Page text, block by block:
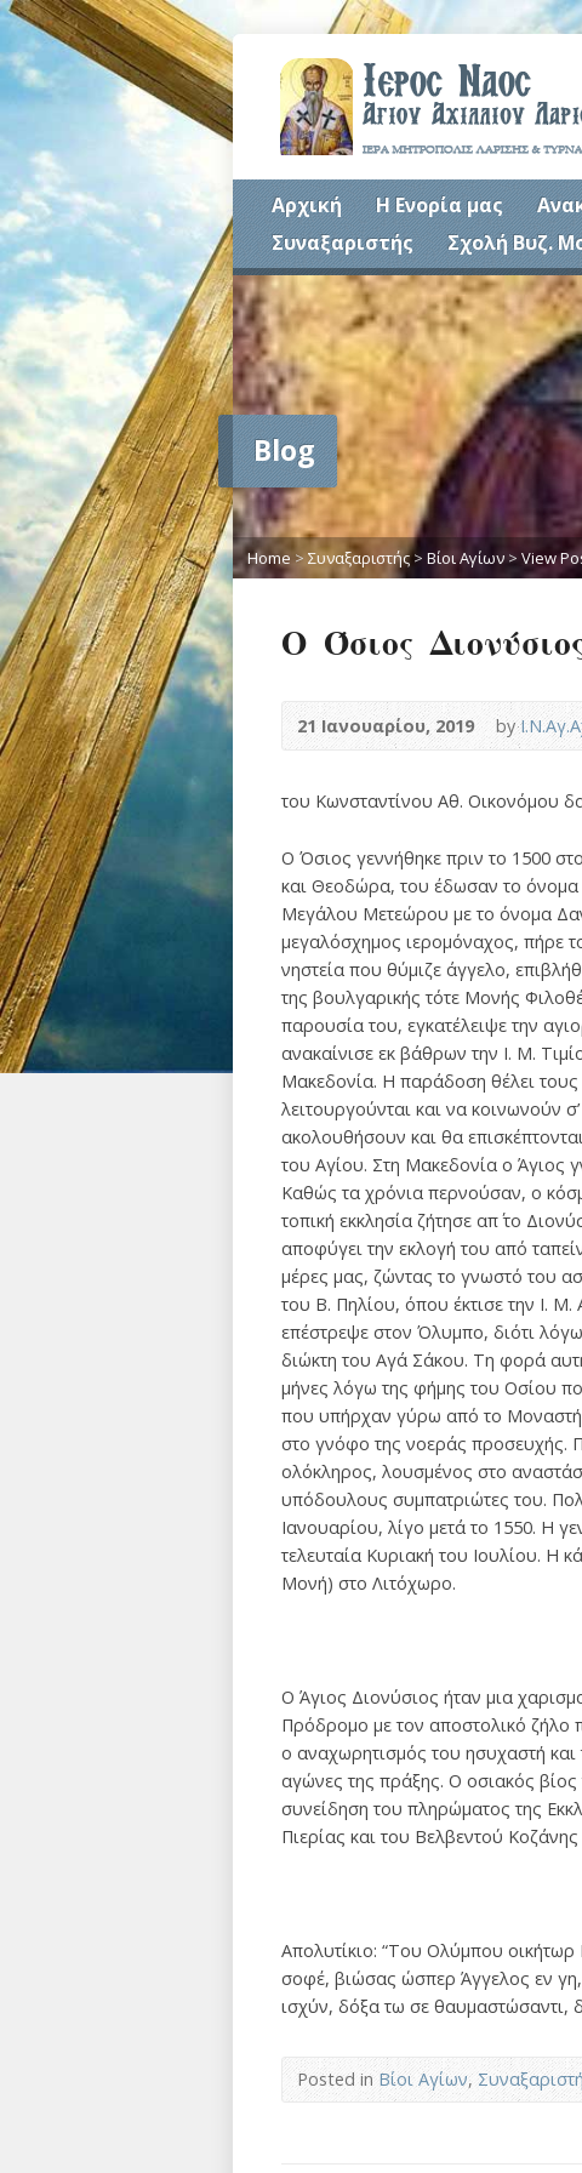
Αρχική Η Ενορία μας
Συναξαριστής
Σχολή Βυζ.
Blog
Home> Συναξαριστής> Βίοι Αγίων> View
Ο Όσιος
21 Ιανουαρίου, 2019 by
του Κωνσταντίνου Αθ. Οικονόμου
Ο Όσιος γεννήθηκε πριν το 1500
και Θεοδώρα, του έδωσαν το όνομα
Μεγάλου Μετεώρου με το όνομα
μεγαλόσχημος ιερομόναχος, πήρε
νηστεία που θύμιζε άγγελο,
της βουλγαρικής τότε Μονής
παρουσία του, εγκατέλειψε την
ανακαίνισε εκ βάθρων την Ι. Μ.
Μακεδονία. Η παράδοση θέλει
λειτουργούνται και να κοινωνούν
ακολουθήσουν και θα
του Αγίου. Στη Μακεδονία ο Άγιος
Καθώς τα χρόνια περνούσαν, ο
τοπική εκκλησία ζήτησε απ΄ το
αποφύγει την εκλογή του από
μέρες μας, ζώντας το γνωστό του
του Β. Πηλίου, όπου έκτισε την Ι.
επέστρεψε στον Όλυμπο, διότι
διώκτη του Αγά Σάκου. Τη φορά
μήνες λόγω της φήμης του Οσίου
που υπήρχαν γύρω από το
στο γνόφο της νοεράς προσευχής.
ολόκληρος, λουσμένος στο
υπόδουλους συμπατριώτες του.
Ιανουαρίου, λίγο μετά το 1550. Η
τελευταία Κυριακή του Ιουλίου. Η
Μονή) στο Λιτόχωρο.
Ο Άγιος Διονύσιος ήταν μια
Πρόδρομο με τον αποστολικό
ο αναχωρητισμός του ησυχαστή και
αγώνες της πράξης. Ο οσιακός
συνείδηση του πληρώματος της
Πιερίας και του Βελβεντού
Απολυτίκιο: “Του Ολύμπου οικήτωρ
σοφέ, βιώσας ώσπερ Άγγελος εν γη,
ισχύν, δόξα τω σε θαυμαστώσαντι,
Posted inΒίοι Αγίων,